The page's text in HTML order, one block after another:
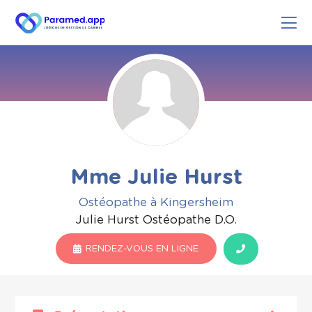
Mme Julie Hurst
Ostéopathe à Kingersheim
Julie Hurst Ostéopathe D.O.
RENDEZ-VOUS EN LIGNE